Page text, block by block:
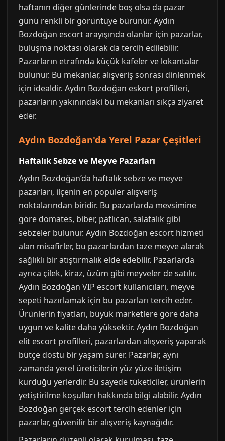
haftanın diğer günlerinde boş olsa da pazar
günü renkli bir görüntüye bürünür. Aydın
Bozdoğan escort arayışında olanlar için pazarlar,
buluşma noktası olarak da tercih edilebilir.
Pazarların etrafında küçük kafeler ve lokantalar
bulunur. Bu mekanlar, alışveriş sonrası dinlenmek
için idealdir. Aydın Bozdoğan eskort profilleri,
pazarların yakınındaki bu mekanları sıkça ziyaret
eder.
Aydın Bozdoğan'da Yerel Pazar Çeşitleri
Haftalık Sebze ve Meyve Pazarları
Aydın Bozdoğan’da haftalık sebze ve meyve
pazarları, ilçenin en popüler alışveriş
noktalarından biridir. Bu pazarlarda mevsimine
göre domates, biber, patlıcan, salatalık gibi
sebzeler bulunur. Aydın Bozdoğan escort hizmeti
alan misafirler, bu pazarlardan taze meyve alarak
sağlıklı bir atıştırmalık elde edebilir. Pazarlarda
ayrıca çilek, kiraz, üzüm gibi meyveler de satılır.
Aydın Bozdoğan VIP escort kullanıcıları, meyve
sepeti hazırlamak için bu pazarları tercih eder.
Ürünlerin fiyatları, büyük marketlere göre daha
uygun ve kalite daha yüksektir. Aydın Bozdoğan
elit escort profilleri, pazarlardan alışveriş yaparak
bütçe dostu bir yaşam sürer. Pazarlar, aynı
zamanda yerel üreticilerin yüz yüze iletişim
kurduğu yerlerdir. Bu sayede tüketiciler, ürünlerin
yetiştirilme koşulları hakkında bilgi alabilir. Aydın
Bozdoğan gerçek escort tercih edenler için
pazarlar, güvenilir bir alışveriş kaynağıdır.